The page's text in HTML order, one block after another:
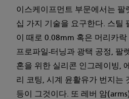
이스케이프먼트 부문에서는 팔
십 가지 기술을 요구한다. 스틸
이 때로 0.08mm 혹은 머리카
프로파일-터닝과 광택 공정, 팔
혼을 위한 실리콘 인그레이빙,
리 코팅, 시계 윤활유가 번지는
등이 그것이다. 또 레버 암